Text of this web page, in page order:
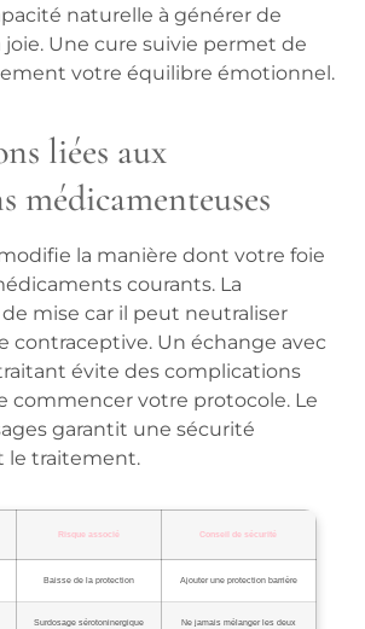
naturelle à générer de
joie. Une cure suivie permet de
votre équilibre émotionnel.
liées aux
médicamenteuses
la manière dont votre foie
courants. La
mise car il peut neutraliser
contraceptive. Un échange avec
évite des complications
commencer votre protocole. Le
garantit une sécurité
le traitement.
Risque associé Conseil de sécurité
Baisse de la protection Ajouter une protection barrière
Surdosage sérotoninergique Ne jamais mélanger les deux